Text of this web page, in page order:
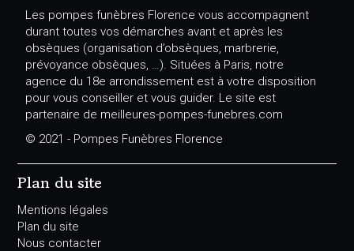
Les pompes funèbres Florence vous accompagnent
durant toutes vos démarches avant et après les
obsèques (organisation d’obsèques, marbrerie,
prévoyance obsèques, …). Situées à Paris, notre
agence du 18e arrondissement est à votre disposition
pour vous conseiller et vous guider. Le site est
partenaire de meilleures-pompes-funebres.com
© 2021 - Pompes Funèbres Florence
Plan du site
Mentions légales
Plan du site
Nous contacter